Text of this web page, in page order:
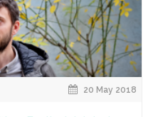
20 May 2018